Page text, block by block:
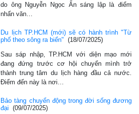
do ông Nguyễn Ngọc Ẩn sáng lập là điểm
nhấn văn…
Du lịch TP.HCM (mới) sẽ có hành trình "Từ
phố theo sông ra biển"
(18/07/2025)
Sau sáp nhập, TP.HCM với diện mạo mới
đang đứng trước cơ hội chuyển mình trở
thành trung tâm du lịch hàng đầu cả nước.
Điểm đến này là nơi…
Bảo tàng chuyển động trong đời sống đương
đại
(09/07/2025)